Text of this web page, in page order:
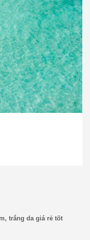
trắng da giá rẻ tốt